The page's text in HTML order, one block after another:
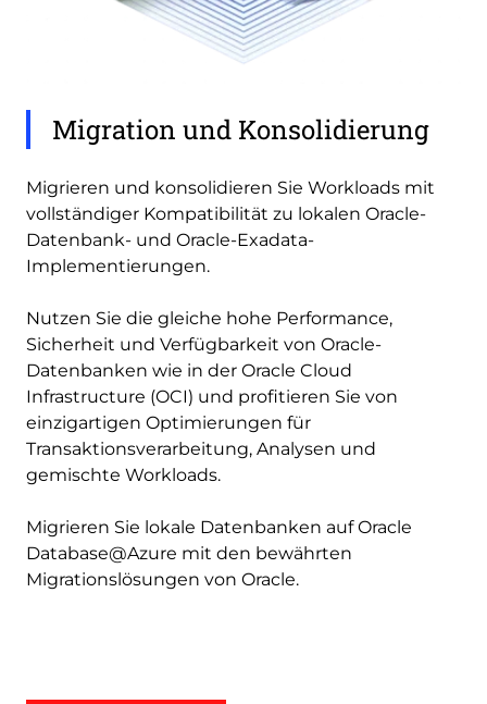
Migration und Konsolidierung
Migrieren und konsolidieren Sie Workloads mit
vollständiger Kompatibilität zu lokalen Oracle-
Datenbank- und Oracle-Exadata-
Implementierungen.
Nutzen Sie die gleiche hohe Performance,
Sicherheit und Verfügbarkeit von Oracle-
Datenbanken wie in der Oracle Cloud
Infrastructure (OCI) und profitieren Sie von
einzigartigen Optimierungen für
Transaktionsverarbeitung, Analysen und
gemischte Workloads.
Migrieren Sie lokale Datenbanken auf Oracle
Database@Azure mit den bewährten
Migrationslösungen von Oracle.